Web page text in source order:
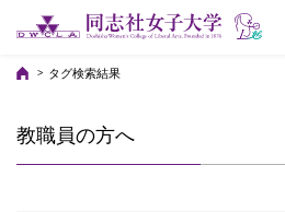
タグ検索結果
教職員の方へ